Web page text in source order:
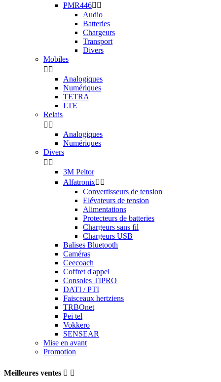
PMR446 
Audio
Batteries
Chargeurs
Transport
Divers
Mobiles
 
Analogiques
Numériques
TETRA
LTE
Relais
 
Analogiques
Numériques
Divers
 
3M Peltor
Alfatronix 
Convertisseurs de tension
Elévateurs de tension
Alimentations
Protecteurs de batteries
Chargeurs sans fil
Chargeurs USB
Balises Bluetooth
Caméras
Ceecoach
Coffret d'appel
Consoles TIPRO
DATI / PTI
Faisceaux hertziens
TRBOnet
Pei tel
Vokkero
SENSEAR
Mise en avant
Promotion
Meilleures ventes  